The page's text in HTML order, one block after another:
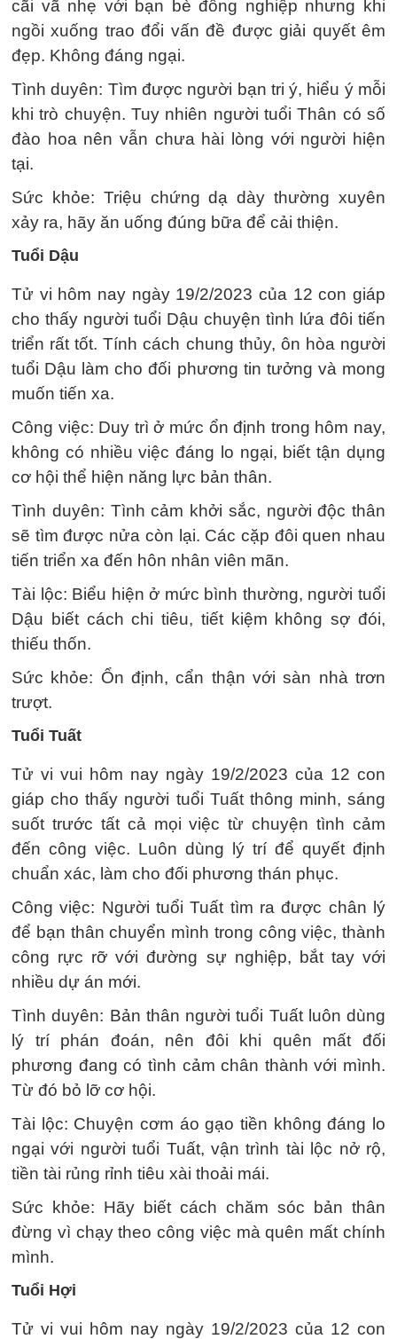
cãi vã nhẹ với bạn bè đồng nghiệp nhưng khi
ngồi xuống trao đổi vấn đề được giải quyết êm
đẹp. Không đáng ngại.
Tình duyên: Tìm được người bạn tri ý, hiểu ý mỗi
khi trò chuyện. Tuy nhiên người tuổi Thân có số
đào hoa nên vẫn chưa hài lòng với người hiện
tại.
Sức khỏe: Triệu chứng dạ dày thường xuyên
xảy ra, hãy ăn uống đúng bữa để cải thiện.
Tuổi Dậu
Tử vi hôm nay ngày 19/2/2023 của 12 con giáp
cho thấy người tuổi Dậu chuyện tình lứa đôi tiến
triển rất tốt. Tính cách chung thủy, ôn hòa người
tuổi Dậu làm cho đối phương tin tưởng và mong
muốn tiến xa.
Công việc: Duy trì ở mức ổn định trong hôm nay,
không có nhiều việc đáng lo ngại, biết tận dụng
cơ hội thể hiện năng lực bản thân.
Tình duyên: Tình cảm khởi sắc, người độc thân
sẽ tìm được nửa còn lại. Các cặp đôi quen nhau
tiến triển xa đến hôn nhân viên mãn.
Tài lộc: Biểu hiện ở mức bình thường, người tuổi
Dậu biết cách chi tiêu, tiết kiệm không sợ đói,
thiếu thốn.
Sức khỏe: Ổn định, cẩn thận với sàn nhà trơn
trượt.
Tuổi Tuất
Tử vi vui hôm nay ngày 19/2/2023 của 12 con
giáp cho thấy người tuổi Tuất thông minh, sáng
suốt trước tất cả mọi việc từ chuyện tình cảm
đến công việc. Luôn dùng lý trí để quyết định
chuẩn xác, làm cho đối phương thán phục.
Công việc: Người tuổi Tuất tìm ra được chân lý
để bạn thân chuyển mình trong công việc, thành
công rực rỡ với đường sự nghiệp, bắt tay với
nhiều dự án mới.
Tình duyên: Bản thân người tuổi Tuất luôn dùng
lý trí phán đoán, nên đôi khi quên mất đối
phương đang có tình cảm chân thành với mình.
Từ đó bỏ lỡ cơ hội.
Tài lộc: Chuyện cơm áo gạo tiền không đáng lo
ngại với người tuổi Tuất, vận trình tài lộc nở rộ,
tiền tài rủng rỉnh tiêu xài thoải mái.
Sức khỏe: Hãy biết cách chăm sóc bản thân
đừng vì chạy theo công việc mà quên mất chính
mình.
Tuổi Hợi
Tử vi vui hôm nay ngày 19/2/2023 của 12 con